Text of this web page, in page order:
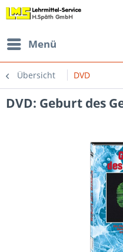
Menü
Übersicht DVD
DVD: Geburt des